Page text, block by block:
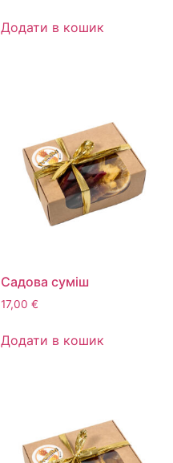
Додати в кошик
Садова суміш
17,00 €
Додати в кошик